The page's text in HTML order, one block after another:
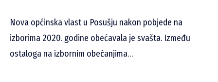
Nova općinska vlast u Posušju nakon pobjede na
izborima 2020. godine obećavala je svašta. Između
ostaloga na izbornim obećanjima…